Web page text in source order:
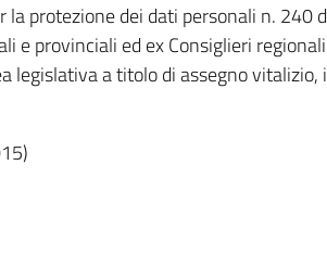
protezione dei dati personali n.
e provinciali ed ex Consiglieri
legislativa a titolo di assegno